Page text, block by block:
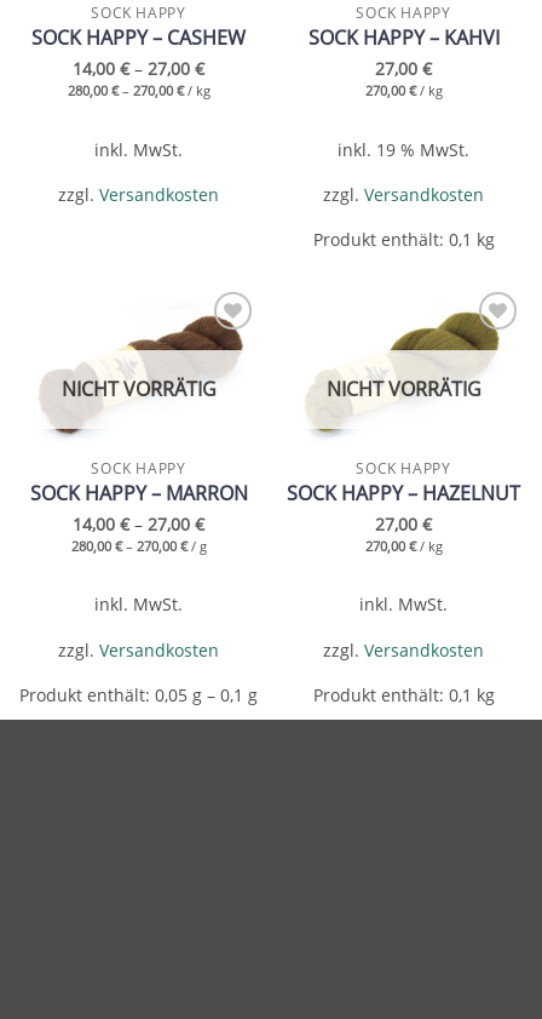
SOCK HAPPY
SOCK HAPPY – CASHEW
14,00 €– 27,00 €
280,00 €– 270,00 €/ kg
inkl. MwSt.
zzgl. Versandkosten
SOCK HAPPY
SOCK HAPPY – KAHVI
27,00 €
270,00 €/ kg
inkl. 19 % MwSt.
zzgl. Versandkosten
Produkt enthält: 0,1 kg
Add to
wishlist
NICHT VORRÄTIG
SOCK HAPPY
SOCK HAPPY – MARRON
14,00 €– 27,00 €
280,00 €– 270,00 €/ g
inkl. MwSt.
zzgl. Versandkosten
Produkt enthält: 0,05 g – 0,1 g
Add to
wishlist
NICHT VORRÄTIG
SOCK HAPPY
SOCK HAPPY – HAZELNUT
27,00 €
270,00 €/ kg
inkl. MwSt.
zzgl. Versandkosten
Produkt enthält: 0,1 kg